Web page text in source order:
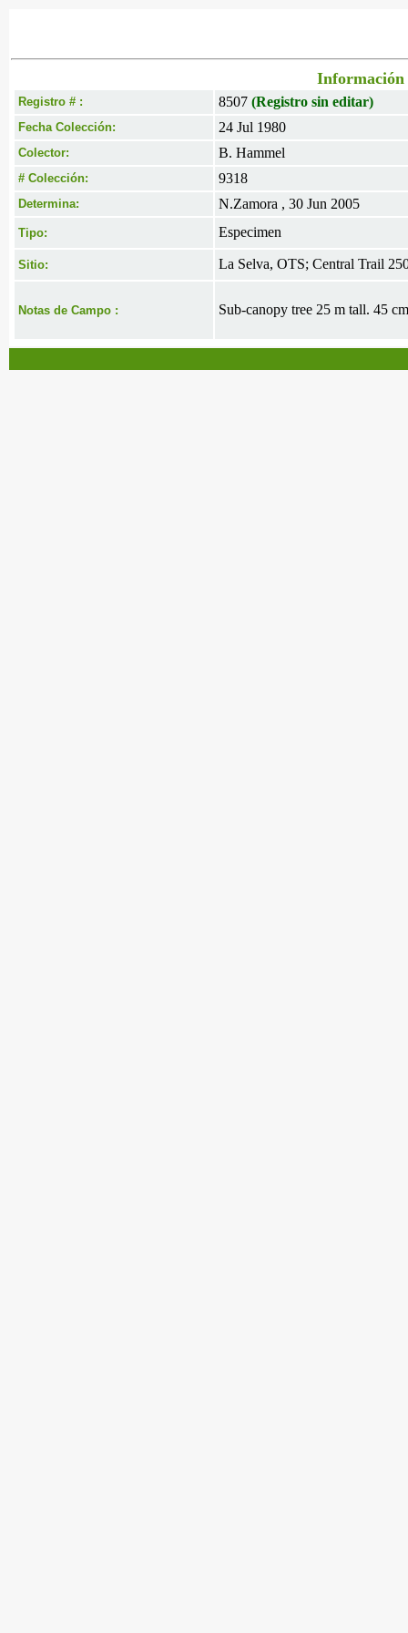
Información
Registro # : 8507 (Registro sin editar)
Fecha Colección: 24 Jul 1980
Colector: B. Hammel
# Colección: 9318
Determina: N.Zamora , 30 Jun 2005
Tipo: Especimen
Sitio: La Selva, OTS; Central Trail
Notas de Campo : Sub-canopy tree 25 m tall. 45